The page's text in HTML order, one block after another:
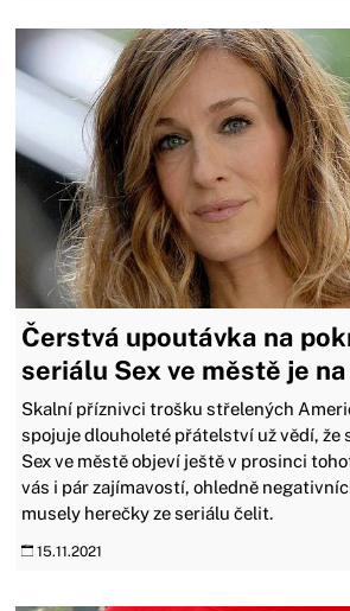
Čerstvá upoutávka na
seriálu Sex ve městě je
Skalní příznivci trošku střelených
spojuje dlouholeté přátelství už vědí, že
Sex ve městě objeví ještě v prosinci
vás i pár zajímavostí, ohledně
musely herečky ze seriálu čelit.
15.11.2021